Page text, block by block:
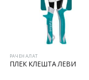
РАЧЕН АЛАТ
ПЛЕК КЛЕШТА ЛЕВИ